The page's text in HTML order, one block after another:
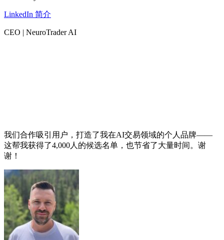
LinkedIn 简介
CEO | NeuroTrader AI
我们合作吸引用户，打造了我在AI交易领域的个人品牌——
这帮我获得了4,000人的候选名单，也节省了大量时间。谢
谢！